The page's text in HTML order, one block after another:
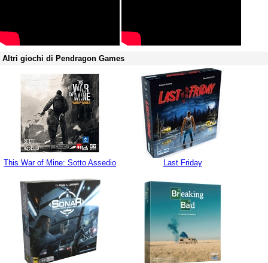
Altri giochi di Pendragon Games
This War of Mine: Sotto Assedio Last Friday